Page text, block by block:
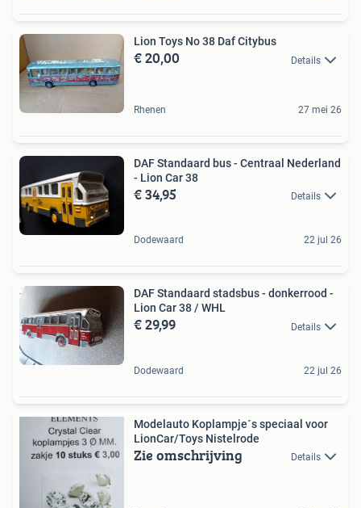
Lion Toys No 38 Daf Citybus
€ 20,00 Details
Rhenen 27 mei 26
DAF Standaard bus - Centraal Nederland
- Lion Car 38
€ 34,95 Details
Dodewaard 22 jul 26
DAF Standaard stadsbus - donkerrood -
Lion Car 38 / WHL
€ 29,99 Details
Dodewaard 22 jul 26
Modelauto Koplampje´s speciaal voor
LionCar/Toys Nistelrode
Zie omschrijving Details